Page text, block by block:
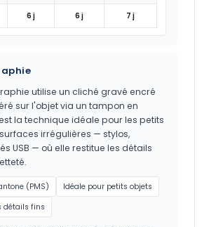
6 j 6 j 7 j
utilise un cliché gravé encré
sur l'objet via un tampon en
la technique idéale pour les petits
irrégulières — stylos,
USB — où elle restitue les détails
(PMS)
Idéale pour petits objets
détails fins